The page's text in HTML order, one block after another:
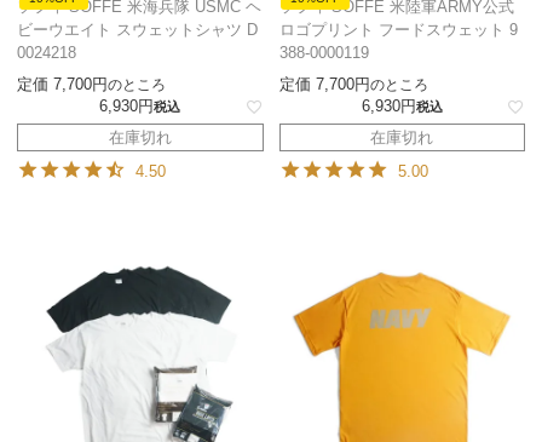
ソフィ SOFFE 米海兵隊 USMC ヘ
ビーウエイト スウェットシャツ D
0024218
定価 7,700 のところ
6,930 税込
在庫切れ
4.50
ソフィ SOFFE 米陸軍ARMY公式
ロゴプリント フードスウェット 9
388-0000119
定価 7,700 のところ
6,930 税込
在庫切れ
5.00